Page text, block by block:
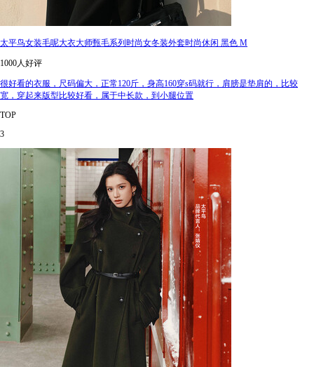
太平鸟女装毛呢大衣大师甄毛系列时尚女冬装外套时尚休闲 黑色 M
1000人好评
很好看的衣服，尺码偏大，正常120斤，身高160穿s码就行，肩膀是垫肩的，比较
宽，穿起来版型比较好看，属于中长款，到小腿位置
TOP
3